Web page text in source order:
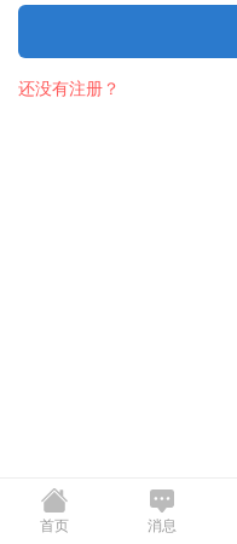
还没有注册？
首页 消息